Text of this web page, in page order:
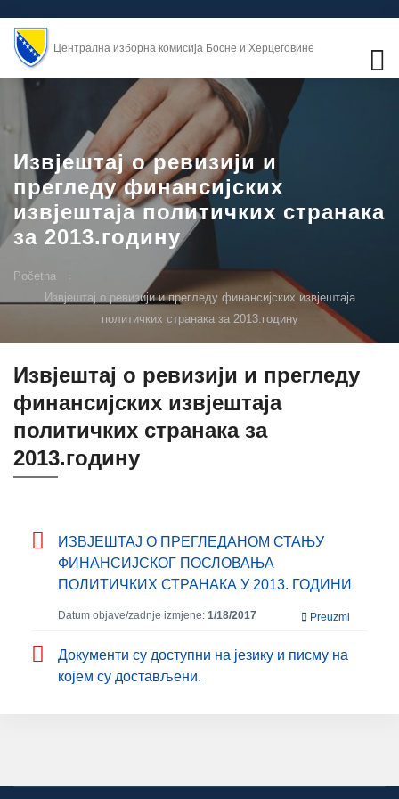
Централна изборна комисија Босне и Херцеговине
Извјештај о ревизији и
прегледу финансијских
извјештаја политичких странака
за 2013.годину
Početna
Извјештај о ревизији и прегледу финансијских извјештаја
политичких странака за 2013.годину
Извјештај о ревизији и прегледу
финансијских извјештаја
политичких странака за
2013.годину
ИЗВЈЕШТАЈ О ПРЕГЛЕДАНОМ СТАЊУ
ФИНАНСИЈСКОГ ПОСЛОВАЊА
ПОЛИТИЧКИХ СТРАНАКА У 2013. ГОДИНИ
Datum objave/zadnje izmjene: 1/18/2017 Preuzmi
Дoкумeнти су дoступни нa jeзику и писму нa
кojeм су дoстaвљeни.